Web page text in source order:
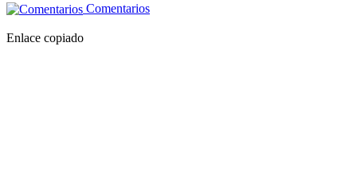
Comentarios
Enlace copiado